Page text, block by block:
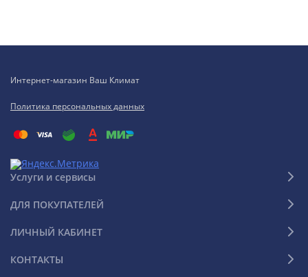
Интернет-магазин Ваш Климат
Политика персональных данных
Услуги и сервисы
ДЛЯ ПОКУПАТЕЛЕЙ
ЛИЧНЫЙ КАБИНЕТ
КОНТАКТЫ